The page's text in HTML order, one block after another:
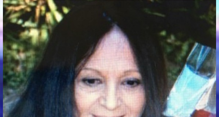
Cristal Temple
Meeting Point
The Yacht Club